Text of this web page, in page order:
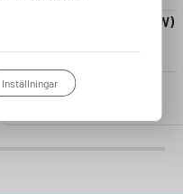
Laddkabel 5-20m (22kW)
Pris från
2 980kr
Inställningar